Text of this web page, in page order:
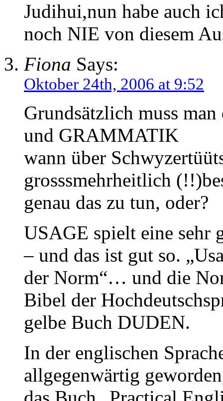
Judihui,nun habe auch
noch NIE von diesem
Fiona Says:
Oktober 24th, 2006 at 9:52
Grundsätzlich muss
und GRAMMATIK
wann über
grosssmehrheitlich
genau das zu tun, oder?
USAGE spielt eine sehr
– und das ist gut so.
der Norm“… und die
Bibel der
gelbe Buch DUDEN.
In der englischen
allgegenwärtig